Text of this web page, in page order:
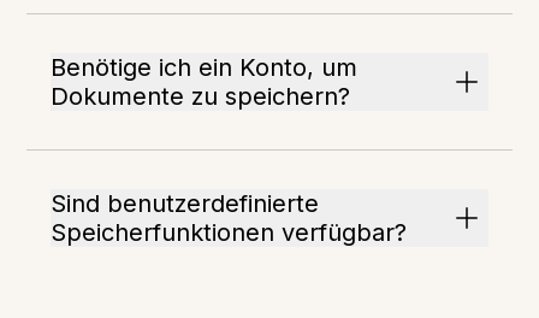
Benötige ich ein Konto, um
Dokumente zu speichern?
Sind benutzerdefinierte
Speicherfunktionen verfügbar?